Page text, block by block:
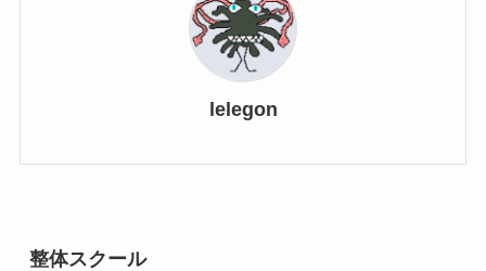
lelegon
整体スクール